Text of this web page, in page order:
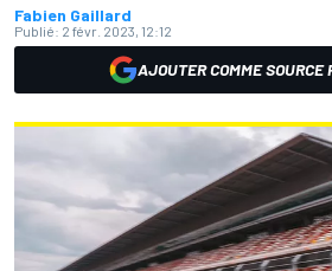
Fabien Gaillard
Publié: 2 févr. 2023, 12:12
AJOUTER COMME SOURCE